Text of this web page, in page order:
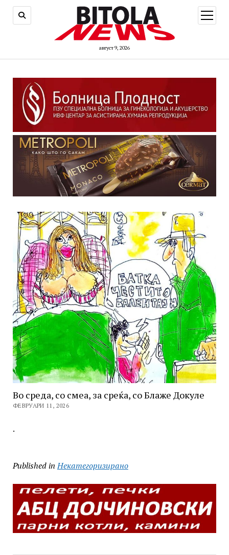
август 9, 2026
open
menu
Во среда, со смеа, за среќа, со Блаже Докуле
ФЕВРУАРИ 11, 2026
.
Published in Некатегоризирано